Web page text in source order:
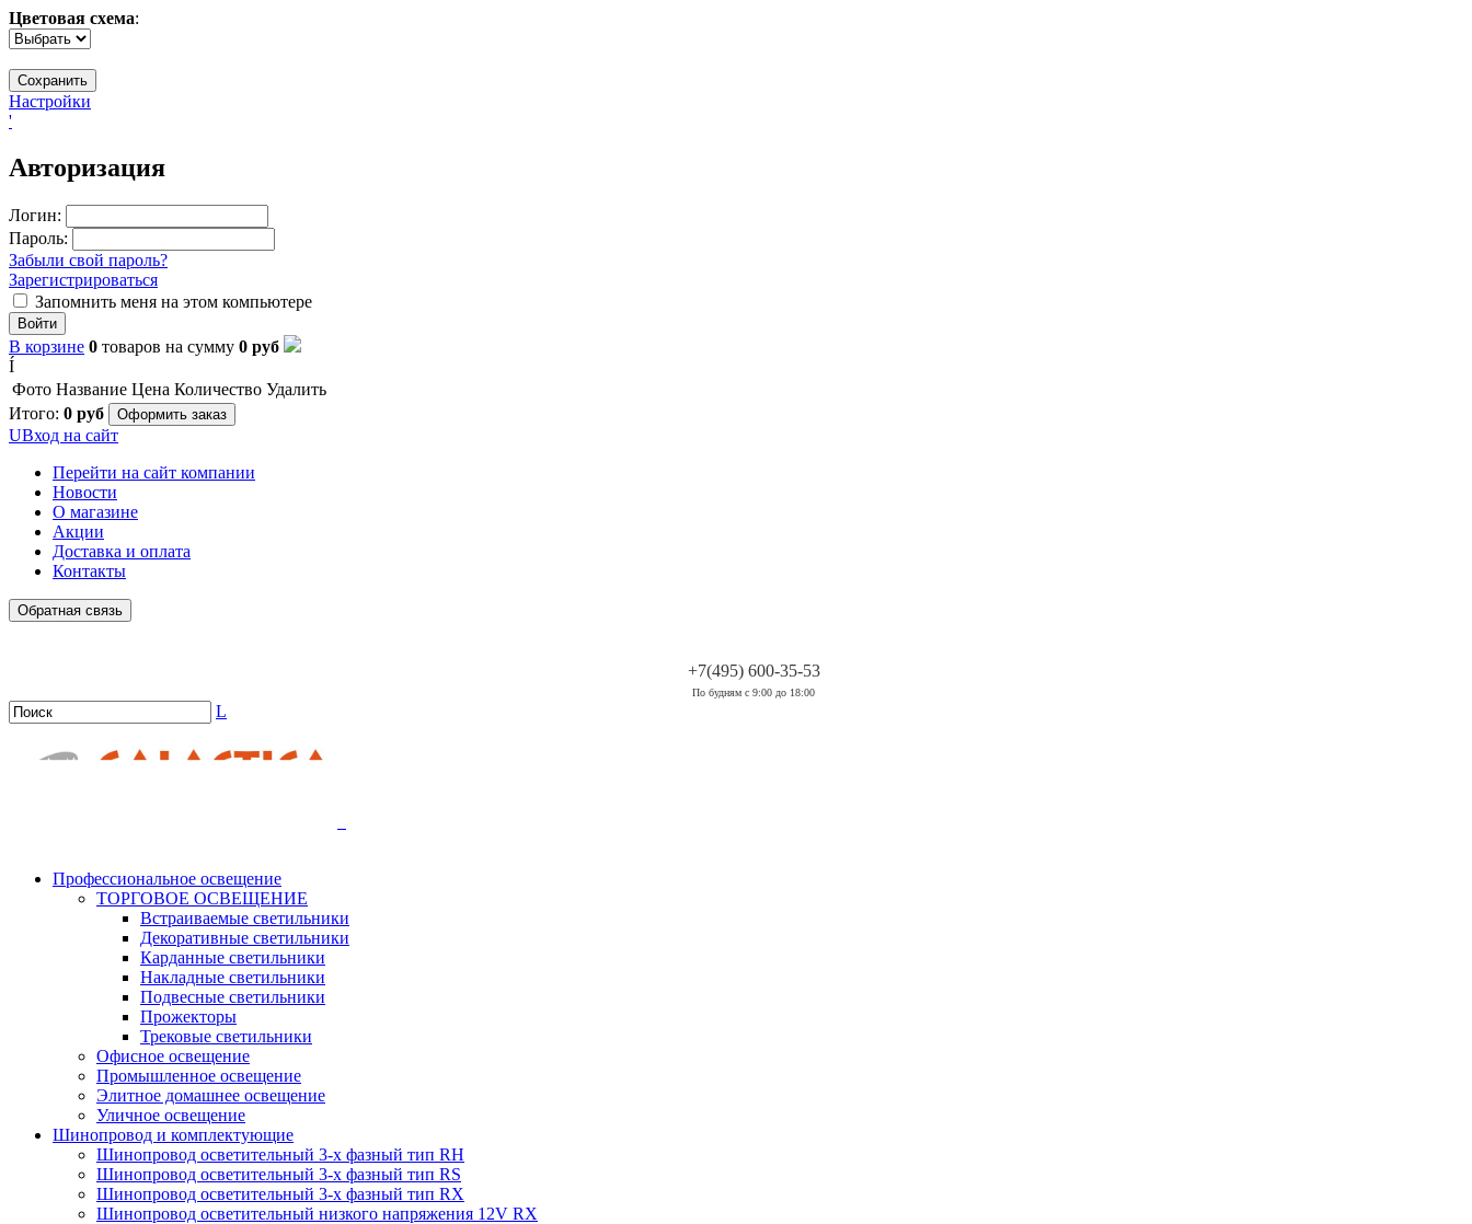
Цветовая схема:
Настройки
'
Авторизация
Логин:
Пароль:
Забыли свой пароль?
Зарегистрироваться
Запомнить меня на этом компьютере
Войти
В корзине 0 товаров на сумму 0 руб
Í
Фото Название Цена Количество Удалить
Итого: 0 руб Оформить заказ
UВход на сайт
Перейти на сайт компании
Новости
О магазине
Акции
Доставка и оплата
Контакты
Обратная связь
+7(495) 600-35-53
По будням с 9:00 до 18:00
L
Профессиональное освещение
ТОРГОВОЕ ОСВЕЩЕНИЕ
Встраиваемые светильники
Декоративные светильники
Карданные светильники
Накладные светильники
Подвесные светильники
Прожекторы
Трековые светильники
Офисное освещение
Промышленное освещение
Элитное домашнее освещение
Уличное освещение
Шинопровод и комплектующие
Шинопровод осветительный 3-х фазный тип RH
Шинопровод осветительный 3-х фазный тип RS
Шинопровод осветительный 3-х фазный тип RX
Шинопровод осветительный низкого напряжения 12V RX